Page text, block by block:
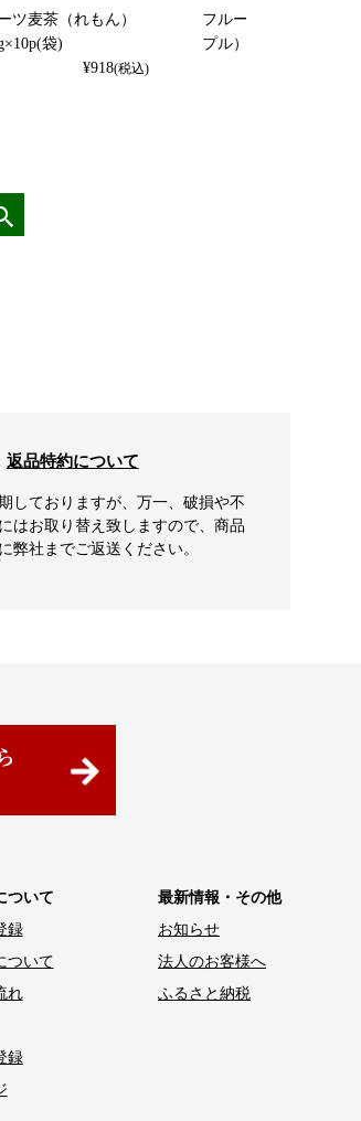
ツ麦茶（れもん）
袋)
¥918(税込)
フルーツ麦茶（パイナ
プル） 10g×10p（袋
返品特約について
しておりますが、万一、破損や不
はお取り替え致しますので、商品
弊社までご返送ください。
ついて
録
ついて
れ
録
最新情報・その他
お知らせ
法人のお客様へ
ふるさと納税